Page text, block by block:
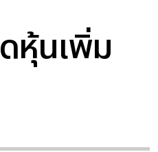
หุ้นเพิ่ม